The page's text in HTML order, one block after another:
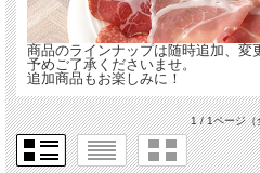
商品のラインナップは随時追加、変
予めご了承くださいませ。
追加商品もお楽しみに！
1 / 1ページ（